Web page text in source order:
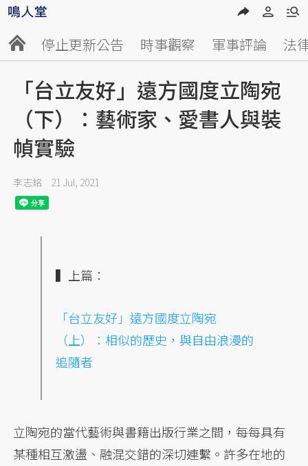
停止更新公告 時事觀察 軍事評論 法
「台立友好」遠方國度立陶宛
（下）：藝術家、愛書人與裝
幀實驗
李志銘 21 Jul, 2021
▍上篇：
「台立友好」遠方國度立陶宛
（上）：相似的歷史，與自由浪漫的
追隨者
立陶宛的當代藝術與書籍出版行業之間，每每具有
某種相互激盪、融混交錯的深切連繫。許多在地的